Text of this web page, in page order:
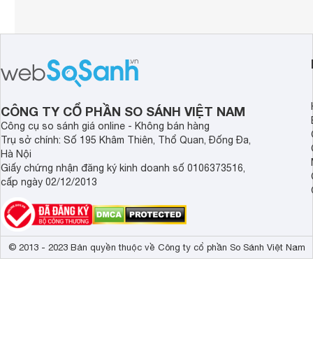
CÔNG TY CỔ PHẦN SO SÁNH VIỆT NAM
Công cụ so sánh giá online - Không bán hàng
Trụ sở chính: Số 195 Khâm Thiên, Thổ Quan, Đống Đa,
Hà Nội
Giấy chứng nhận đăng ký kinh doanh số 0106373516,
cấp ngày 02/12/2013
© 2013 - 2023 Bản quyền thuộc về Công ty cổ phần So Sánh Việt Nam